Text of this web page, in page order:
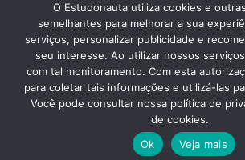
Todos os direitos reservados
PATROCÍNIO E
O Estudonauta utiliza cookies e
semelhantes para melhorar a sua
serviços, personalizar publicidade e
seu interesse. Ao utilizar nossos
com tal monitoramento. Com esta
para coletar tais informações e utilizá-las
Você pode consultar nossa política de
de cookies.
Ok
Veja mais